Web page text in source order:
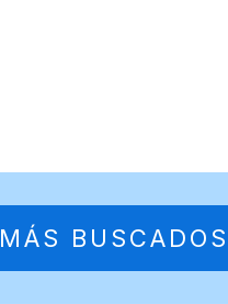
MÁS BUSCADOS